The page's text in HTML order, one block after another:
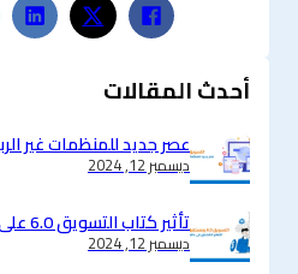
أحدث المقالات
عصر جديد للمنظمات غير
ديسمبر 12, 2024
تأثير كتاب التسويق 6.0 على مستقبل التعليم
ديسمبر 12, 2024